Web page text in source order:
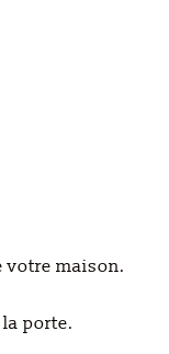
votre maison.
porte.